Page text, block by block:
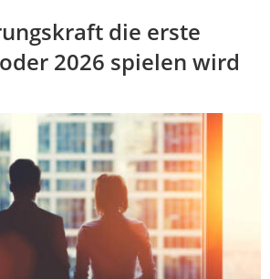
die erste
2026 spielen wird